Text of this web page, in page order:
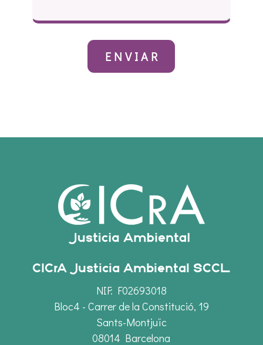
CICrA Justicia Ambiental SCCL
NIF: F02693018
Bloc4 - Carrer de la Constitució, 19
Sants-Montjuïc
08014 Barcelona